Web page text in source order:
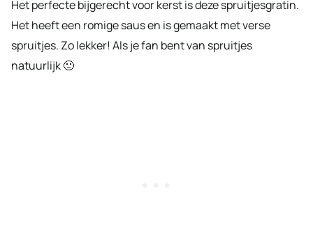
Het perfecte bijgerecht voor kerst is deze spruitjesgratin.
Het heeft een romige saus en is gemaakt met verse
spruitjes. Zo lekker! Als je fan bent van spruitjes
natuurlijk 🙂